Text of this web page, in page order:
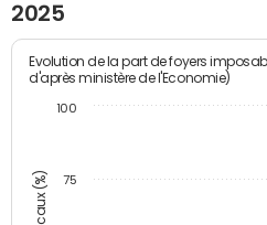
2025
Evolution de la part de foyers
d'après ministère de l'Economie)
75
100